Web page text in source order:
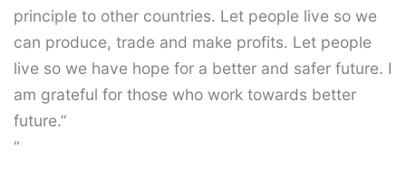
principle to other countries. Let people live so we
can produce, trade and make profits. Let people
live so we have hope for a better and safer future. I
am grateful for those who work towards better
future.”
“